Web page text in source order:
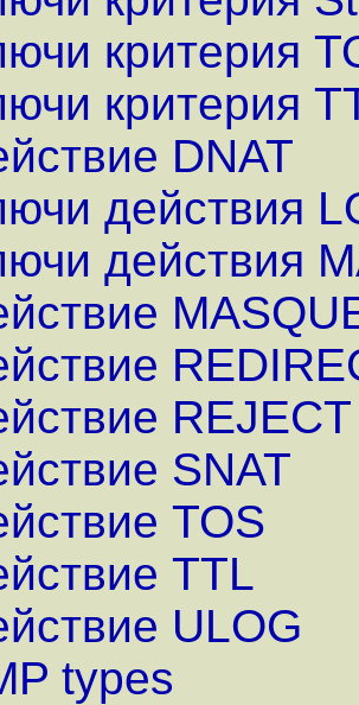
критерия
критерия
DNAT
действия
действия
REJECT
SNAT
TOS
TTL
ULOG
types